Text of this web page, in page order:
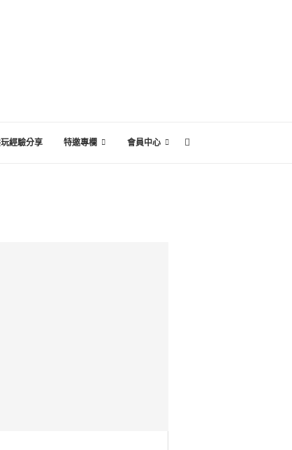
經驗分享 特邀專欄 會員中心